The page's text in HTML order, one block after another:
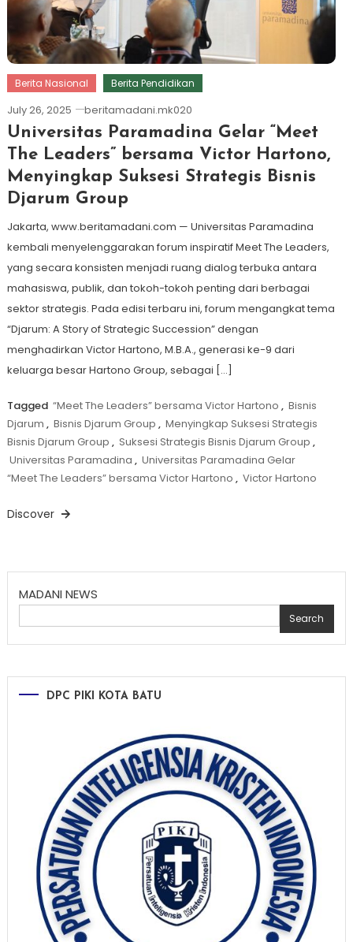
Berita Nasional Berita Pendidikan
July 26, 2025 beritamadani.mk020
Universitas Paramadina Gelar “Meet
The Leaders” bersama Victor Hartono,
Menyingkap Suksesi Strategis Bisnis
Djarum Group
Jakarta, www.beritamadani.com — Universitas Paramadina
kembali menyelenggarakan forum inspiratif Meet The Leaders,
yang secara konsisten menjadi ruang dialog terbuka antara
mahasiswa, publik, dan tokoh-tokoh penting dari berbagai
sektor strategis. Pada edisi terbaru ini, forum mengangkat tema
“Djarum: A Story of Strategic Succession” dengan
menghadirkan Victor Hartono, M.B.A., generasi ke-9 dari
keluarga besar Hartono Group, sebagai […]
Tagged “Meet The Leaders” bersama Victor Hartono , Bisnis
Djarum , Bisnis Djarum Group , Menyingkap Suksesi Strategis
Bisnis Djarum Group , Suksesi Strategis Bisnis Djarum Group ,
Universitas Paramadina , Universitas Paramadina Gelar
“Meet The Leaders” bersama Victor Hartono , Victor Hartono
Discover
MADANI NEWS
Search
DPC PIKI KOTA BATU